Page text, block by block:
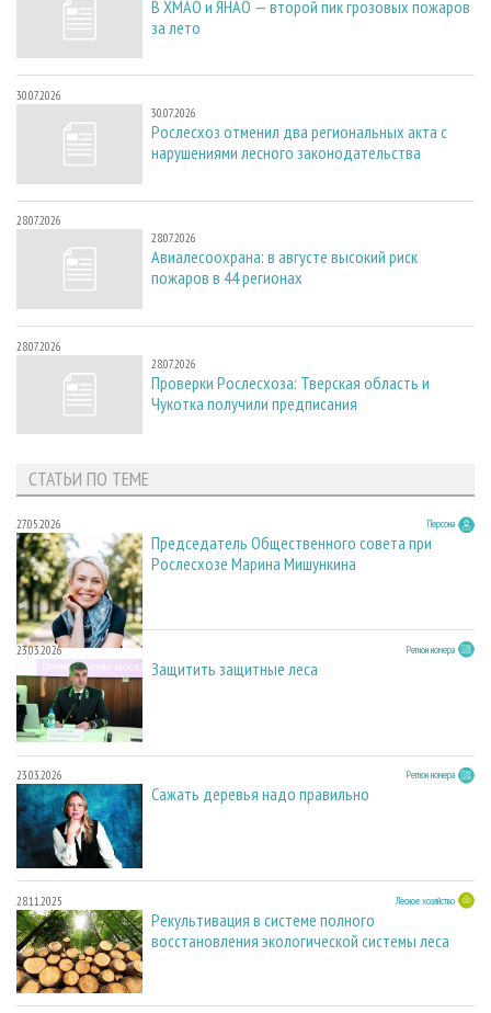
В ХМАО и ЯНАО — второй пик грозовых пожаров
за лето
30.07.2026
30.07.2026
Рослесхоз отменил два региональных акта с
нарушениями лесного законодательства
28.07.2026
28.07.2026
Авиалесоохрана: в августе высокий риск
пожаров в 44 регионах
28.07.2026
28.07.2026
Проверки Рослесхоза: Тверская область и
Чукотка получили предписания
СТАТЬИ ПО ТЕМЕ
27.05.2026 Персона
Председатель Общественного совета при
Рослесхозе Марина Мишункина
23.03.2026 Регион номера
Защитить защитные леса
23.03.2026 Регион номера
Сажать деревья надо правильно
28.11.2025 Лесное хозяйство
Рекультивация в системе полного
восстановления экологической системы леса